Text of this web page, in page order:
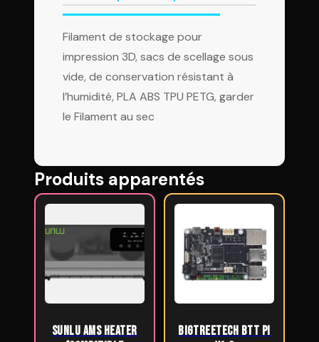
Filament de stockage pour
impression 3D, sacs de scellage sous
vide, de conservation résistant à
l’humidité, PLA ABS TPU PETG, garder
le Filament au sec
Produits apparentés
SUNLU AMS Heater
BIGTREETECH BTT Pi